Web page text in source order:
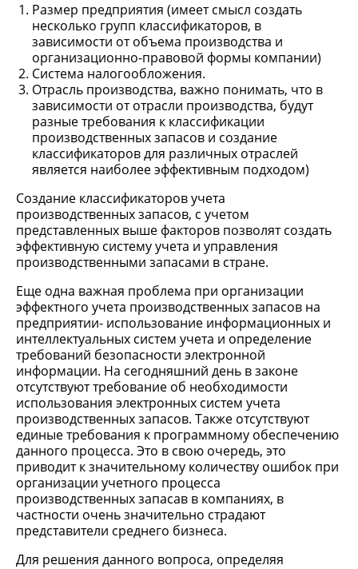
Размер предприятия (имеет смысл создать
несколько групп классификаторов, в
зависимости от объема производства и
организационно-правовой формы компании)
Система налогообложения.
Отрасль производства, важно понимать, что в
зависимости от отрасли производства, будут
разные требования к классификации
производственных запасов и создание
классификаторов для различных отраслей
является наиболее эффективным подходом)
Создание классификаторов учета
производственных запасов, с учетом
представленных выше факторов позволят создать
эффективную систему учета и управления
производственными запасами в стране.
Еще одна важная проблема при организации
эффектного учета производственных запасов на
предприятии- использование информационных и
интеллектуальных систем учета и определение
требований безопасности электронной
информации. На сегодняшний день в законе
отсутствуют требование об необходимости
использования электронных систем учета
производственных запасов. Также отсутствуют
единые требования к программному обеспечению
данного процесса. Это в свою очередь, это
приводит к значительному количеству ошибок при
организации учетного процесса
производственных запасав в компаниях, в
частности очень значительно страдают
представители среднего бизнеса.
Для решения данного вопроса, определяя